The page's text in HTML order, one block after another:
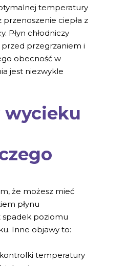
temperatury
przenoszenie ciepła z
Płyn chłodniczy
przegrzaniem i
obecność w
jest niezwykle
wycieku
że możesz mieć
płynu
spadek poziomu
Inne objawy to:
temperatury